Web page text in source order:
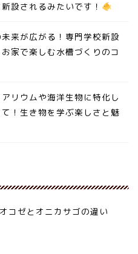
設されるみたいです！
来が広がる！専門学校新設
家で楽しむ水槽づくりのコ
リウムや海洋生物に特化し
！生き物を学ぶ楽しさと魅
コゼとオニカサゴの違い